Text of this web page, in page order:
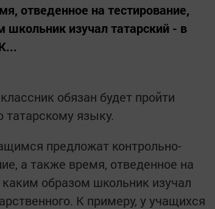
отведенное на тестирование,
школьник изучал татарский - в
обязан будет пройти
татарскому языку.
предложат контрольно-
а также время, отведенное на
образом школьник изучал
К примеру, у учащихся